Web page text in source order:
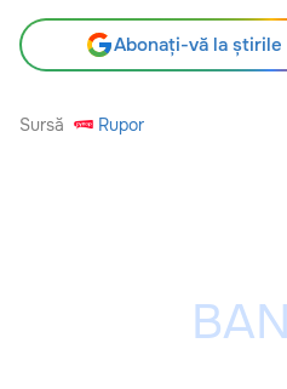
Abonați-vă la știrile
Sursă Rupor